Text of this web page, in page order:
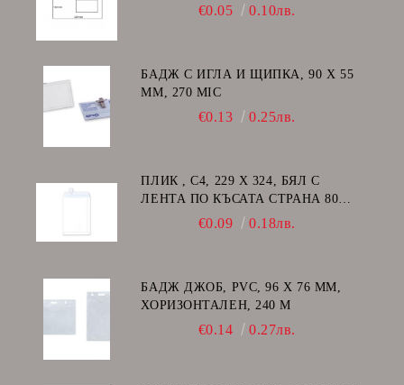
€0.05 0.10лв.
БАДЖ С ИГЛА И ЩИПКА, 90 Х 55
ММ, 270 MIC
€0.13 0.25лв.
ПЛИК , C4, 229 Х 324, БЯЛ С
ЛЕНТА ПО КЪСАТА СТРАНА 80
€0.09 0.18лв.
БАДЖ ДЖОБ, PVC, 96 Х 76 ММ,
ХОРИЗОНТАЛЕН, 240 Μ
€0.14 0.27лв.